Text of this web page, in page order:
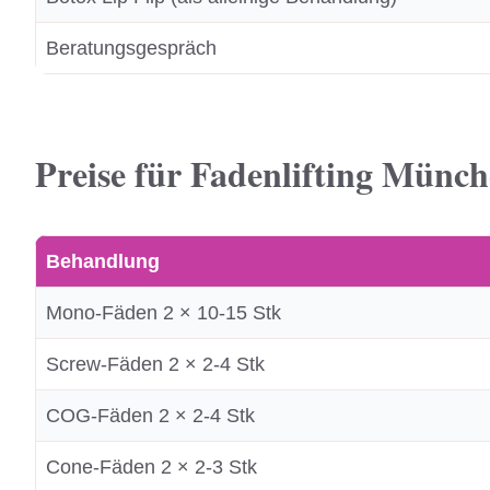
Beratungsgespräch
Preise für Fadenlifting
Behandlung
Mono-Fäden 2 × 10-15 Stk
Screw-Fäden 2 × 2-4 Stk
COG-Fäden 2 × 2-4 Stk
Cone-Fäden 2 × 2-3 Stk